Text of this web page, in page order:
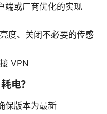
端或厂商优化的实现
度、关闭不必要的传感
VPN
电？
保版本为最新